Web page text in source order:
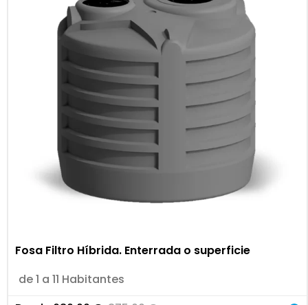
Fosa Filtro Híbrida. Enterrada o superficie
de 1 a 11 Habitantes